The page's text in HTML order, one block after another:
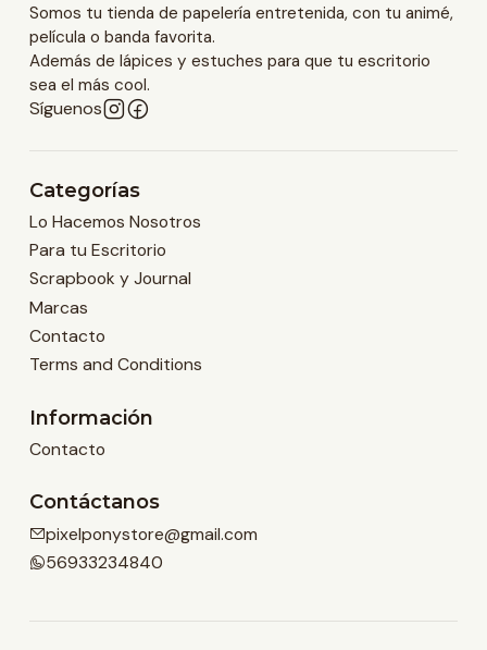
Somos tu tienda de papelería entretenida, con tu animé,
película o banda favorita.
Además de lápices y estuches para que tu escritorio
sea el más cool.
Síguenos
Categorías
Lo Hacemos Nosotros
Para tu Escritorio
Scrapbook y Journal
Marcas
Contacto
Terms and Conditions
Información
Contacto
Contáctanos
pixelponystore@gmail.com
56933234840